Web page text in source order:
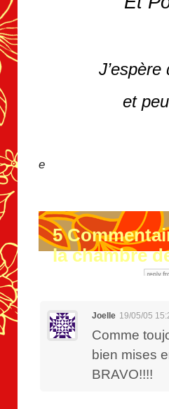
et
e
5
la chambre
Joelle 19/05/05
Comme
bien mises
BRAVO!!!!